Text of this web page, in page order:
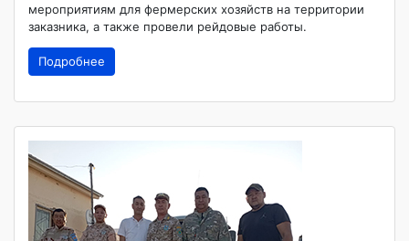
мероприятиям для фермерских хозяйств на территории
заказника, а также провели рейдовые работы.
Подробнее